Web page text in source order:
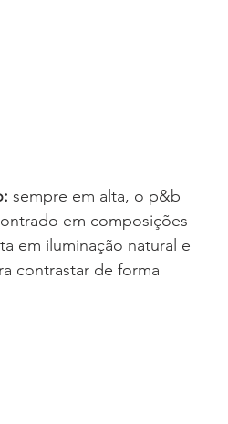
sempre em alta, o p&b
em composições
em iluminação natural e
contrastar de forma